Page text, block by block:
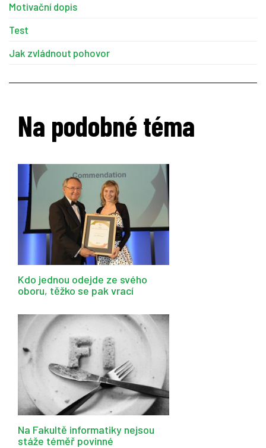
Motivační dopis
Test
Jak zvládnout pohovor
Na podobné téma
Kdo jednou odejde ze svého
oboru, těžko se pak vrací
Na Fakultě informatiky nejsou
stáže téměř povinné